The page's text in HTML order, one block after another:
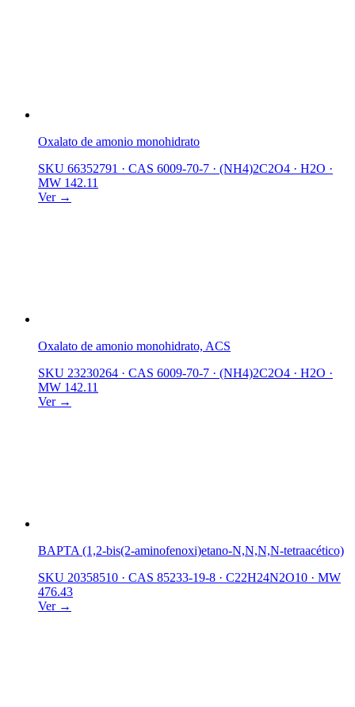
Oxalato de amonio monohidrato
SKU 66352791 · CAS 6009-70-7 · (NH4)2C2O4 · H2O ·
MW 142.11
Ver →
Oxalato de amonio monohidrato, ACS
SKU 23230264 · CAS 6009-70-7 · (NH4)2C2O4 · H2O ·
MW 142.11
Ver →
BAPTA (1,2-bis(2-aminofenoxi)etano-N,N,N,N-tetraacético)
SKU 20358510 · CAS 85233-19-8 · C22H24N2O10 · MW
476.43
Ver →